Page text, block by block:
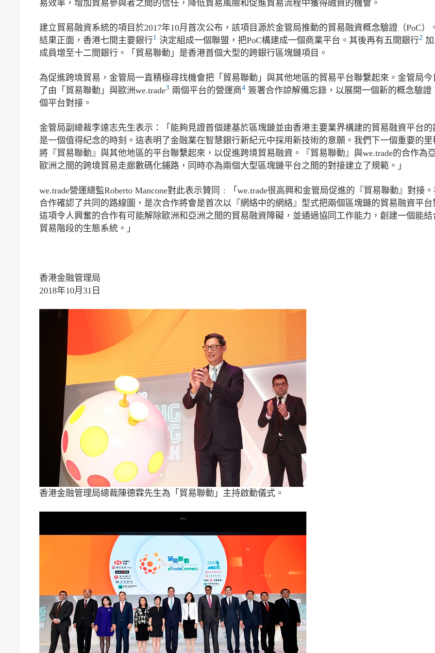
易效率，增加貿易參與者之間的信任，降低貿易風險和促進貿易流程中獲得融資的機會。
建立貿易融資系統的項目於2017年10月首次公布，該項目源於金管局推動的貿易融資概念驗證（PoC）
結果正面，香港七間主要銀行1 決定組成一個聯盟，把PoC構建成一個商業平台。其後再有五間銀行2
成員增至十二間銀行。「貿易聯動」是香港首個大型的跨銀行區塊鏈項目。
為促進跨境貿易，金管局一直積極尋找機會把「貿易聯動」與其他地區的貿易平台聯繫起來。金管局今
了由「貿易聯動」與歐洲we.trade3 兩個平台的營運商4 簽署合作諒解備忘錄，以展開一個新的概念驗證
個平台對接。
金管局副總裁李達志先生表示：「能夠見證首個建基於區塊鏈並由香港主要業界構建的貿易融資平台的
是一個值得紀念的時刻。這表明了金融業在智慧銀行新紀元中採用新技術的意願。我們下一個重要的里
將『貿易聯動』與其他地區的平台聯繫起來，以促進跨境貿易融資。『貿易聯動』與we.trade的合作為
歐洲之間的跨境貿易走廊數碼化鋪路，同時亦為兩個大型區塊鏈平台之間的對接建立了規範。」
we.trade營運總監Roberto Mancone對此表示贊同﹕「we.trade很高興和金管局促進的『貿易聯動』對接
合作確認了共同的路線圖，是次合作將會是首次以『網絡中的網絡』型式把兩個區塊鏈的貿易融資平台
這項令人興奮的合作有可能解除歐洲和亞洲之間的貿易融資障礙，並通過協同工作能力，創建一個能結
貿易階段的生態系統。」
香港金融管理局
2018年10月31日
香港金融管理局總裁陳德霖先生為「貿易聯動」主持啟動儀式。